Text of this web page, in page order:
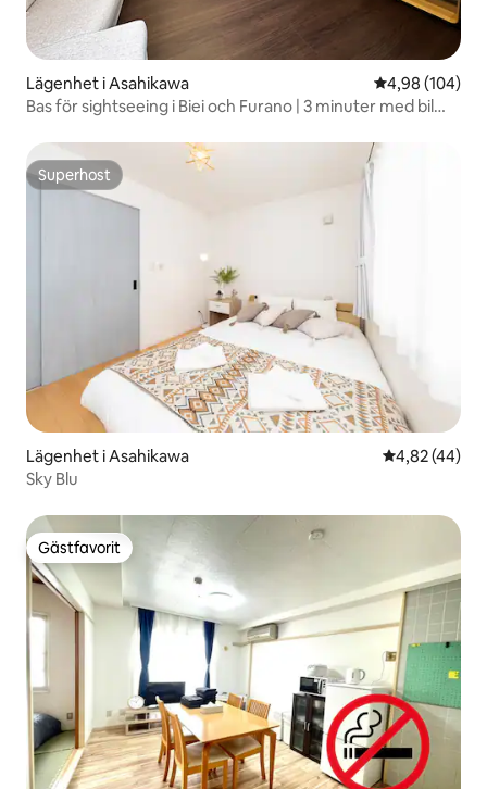
Lägenhet i Asahikawa 4,98 av 5 i
4,98 (104)
Bas för sightseeing i Biei och Furano | 3 minuter med bil
välkomna | Fullt utrustad med luftkonditionering | Lugn
bostadsområde | Långtidsvistelse
Superhost
Superhost
Lägenhet i Asahikawa 4,82 av 5 i
4,82 (44)
Sky Blu
Gästfavorit
Gästfavorit